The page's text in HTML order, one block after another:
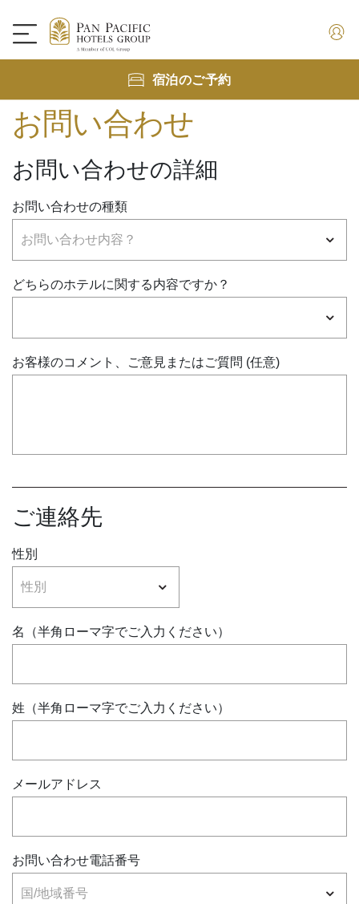
宿泊のご予約
お問い合わせ
お問い合わせの詳細
お問い合わせの種類
どちらのホテルに関する内容ですか？
お客様のコメント、ご意見またはご質問 (任意)
ご連絡先
性別
名（半角ローマ字でご入力ください）
姓（半角ローマ字でご入力ください）
メールアドレス
お問い合わせ電話番号